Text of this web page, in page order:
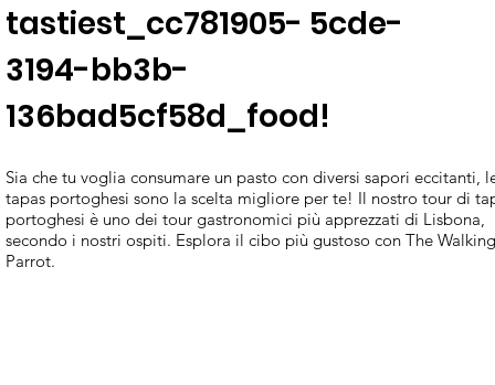
tastiest_cc781905- 5cde-
3194-bb3b-
136bad5cf58d_food!
Sia che tu voglia consumare un pasto con diversi sapori eccitanti,
tapas portoghesi sono la scelta migliore per te! Il nostro tour di
portoghesi è uno dei tour gastronomici più apprezzati di Lisbona,
secondo i nostri ospiti. Esplora il cibo più gustoso con The Walking
Parrot.